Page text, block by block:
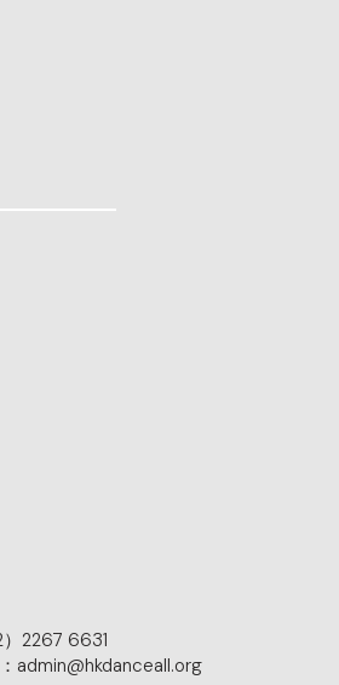
2267 6631
admin@hkdanceall.org